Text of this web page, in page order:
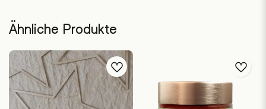
Ähnliche Produkte